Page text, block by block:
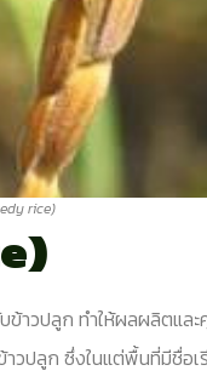
rice)
ข้าวปลูก ทำให้ผลผลิตแล
ปลูก ซึ่งในแต่พื้นที่มีชื่อเ